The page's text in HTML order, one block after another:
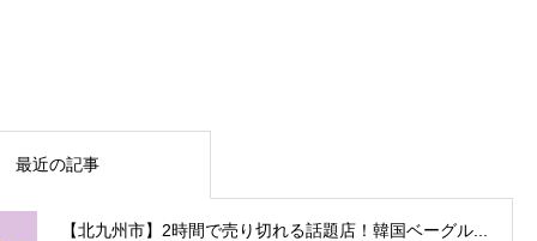
最近の記事
【北九州市】2時間で売り切れる話題店！韓国ベーグル...